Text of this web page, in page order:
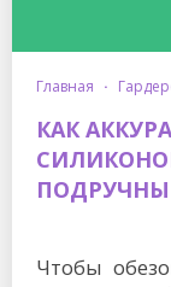
главная ·
КАК
Чтобы